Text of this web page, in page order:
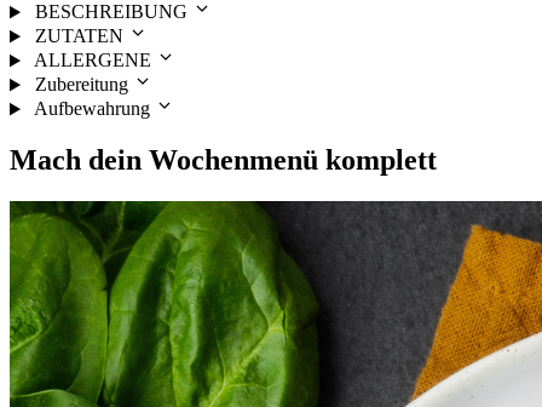
BESCHREIBUNG
ZUTATEN
ALLERGENE
Zubereitung
Aufbewahrung
Mach dein Wochenmenü komplett